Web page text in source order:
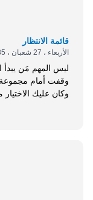
بقدرة الإنسان
قائمة الانتظار
الأربعاء ، 27 شعبان ، 1435 الموافق 25 يونيو 2014
وقفت أمام مجموعة
السفر لرحلة في
السياحة
الزواج، وأمامك
ولم تعد متحمسًا